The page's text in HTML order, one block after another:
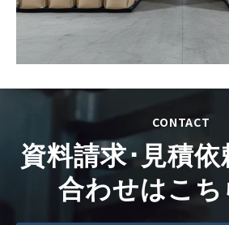
CONTACT
資料請求･見積依
合わせはこち